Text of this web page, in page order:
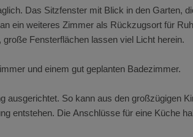
Das Sitzfenster mit Blick in den Garten,
ein weiteres Zimmer als Rückzugsort für
Fensterflächen lassen viel Licht herein.
und einem gut geplanten Badezimmer.
So kann aus den großzügigen
entstehen. Die Anschlüsse für eine Küche